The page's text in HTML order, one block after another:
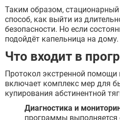
Таким образом,
способ, как выйти из
безопасности. Но если
подойдёт капельница на дому.
Что входит в
Протокол экстренной помощи
включает комплекс мер для
купирования абстинентной
Диагностика и
программы выполняется